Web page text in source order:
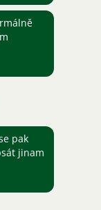
pak
jinam